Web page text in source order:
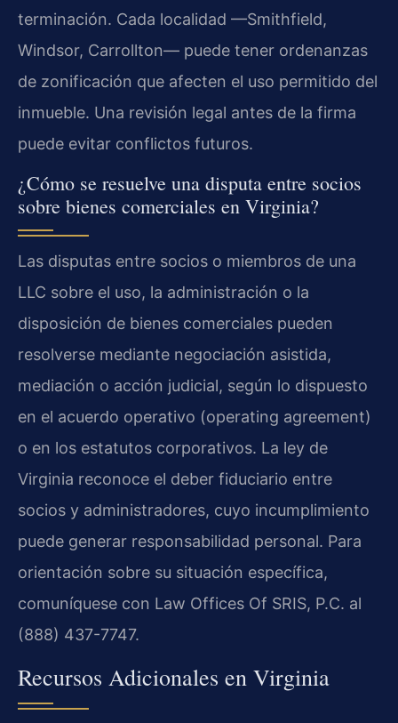
terminación. Cada localidad —Smithfield,
Windsor, Carrollton— puede tener ordenanzas
de zonificación que afecten el uso permitido del
inmueble. Una revisión legal antes de la firma
puede evitar conflictos futuros.
¿Cómo se resuelve una disputa entre socios
sobre bienes comerciales en Virginia?
Las disputas entre socios o miembros de una
LLC sobre el uso, la administración o la
disposición de bienes comerciales pueden
resolverse mediante negociación asistida,
mediación o acción judicial, según lo dispuesto
en el acuerdo operativo (operating agreement)
o en los estatutos corporativos. La ley de
Virginia reconoce el deber fiduciario entre
socios y administradores, cuyo incumplimiento
puede generar responsabilidad personal. Para
orientación sobre su situación específica,
comuníquese con Law Offices Of SRIS, P.C. al
(888) 437-7747.
Recursos Adicionales en Virginia